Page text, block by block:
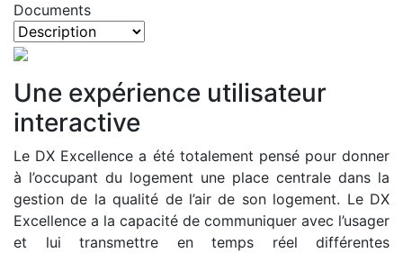
Documents
Une expérience utilisateur
interactive
Le DX Excellence a été totalement pensé pour donner
à l’occupant du logement une place centrale dans la
gestion de la qualité de l’air de son logement. Le DX
Excellence a la capacité de communiquer avec l’usager
et lui transmettre en temps réel différentes